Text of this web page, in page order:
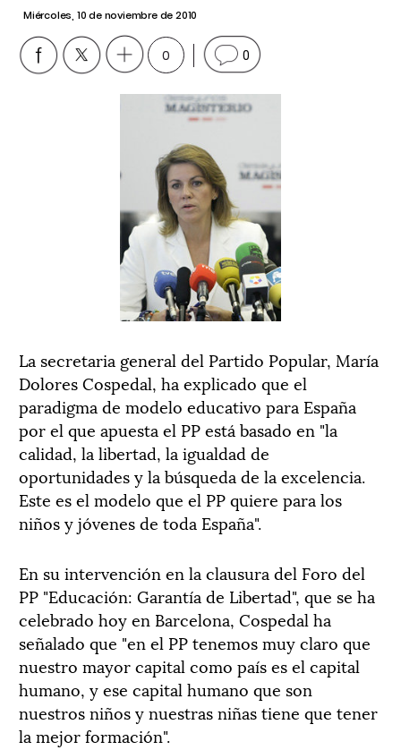
Miércoles, 10 de noviembre de 2010
0 0
La secretaria general del Partido Popular, María
Dolores Cospedal, ha explicado que el
paradigma de modelo educativo para España
por el que apuesta el PP está basado en "la
calidad, la libertad, la igualdad de
oportunidades y la búsqueda de la excelencia.
Este es el modelo que el PP quiere para los
niños y jóvenes de toda España".
En su intervención en la clausura del Foro del
PP "Educación: Garantía de Libertad", que se ha
celebrado hoy en Barcelona, Cospedal ha
señalado que "en el PP tenemos muy claro que
nuestro mayor capital como país es el capital
humano, y ese capital humano que son
nuestros niños y nuestras niñas tiene que tener
la mejor formación".